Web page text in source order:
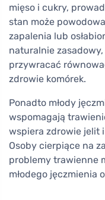
mięso i cukry,
stan może
zapalenia lub
naturalnie
przywracać
zdrowie komórek.
Ponadto młody
wspomagają
wspiera zdrowie jelit
Osoby cierpiące na
problemy trawienne
młodego jęczmienia